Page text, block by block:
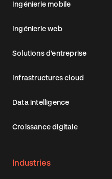
Ingénierie mobile
Ingénierie web
Solutions d’entreprise
Infrastructures cloud
Data intelligence
Croissance digitale
Industries